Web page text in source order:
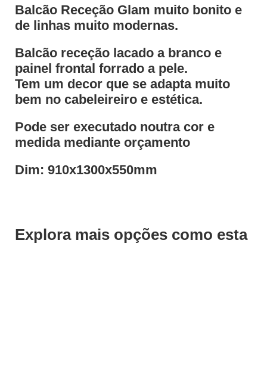
Balcão Receção Glam muito bonito e
de linhas muito modernas.
Balcão receção lacado a branco e
painel frontal forrado a pele.
Tem um decor que se adapta muito
bem no cabeleireiro e estética.
Pode ser executado noutra cor e
medida mediante orçamento
Dim: 910x1300x550mm
Explora mais opções como esta